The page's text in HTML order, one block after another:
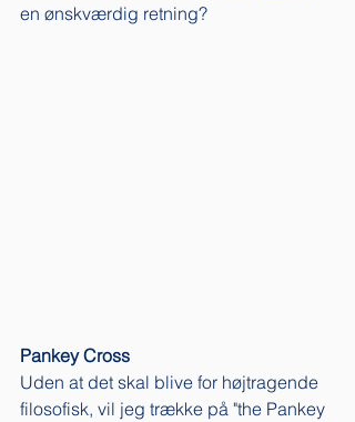
en ønskværdig retning?
Pankey Cross
Uden at det skal blive for højtragende
filosofisk, vil jeg trække på "the Pankey